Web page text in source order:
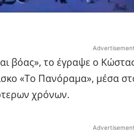
Advertisement
βόας», το έγραψε ο
«Το Πανόραμα», μέσα
χρόνων.
Advertisement